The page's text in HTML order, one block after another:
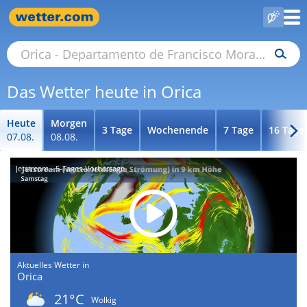
Das Wetter heute in Orica
Heute
07.08.
Morgen
08.08.
3 Tage Wochenende 7 Tage 16 Tage
Jetstream - 5-Tages-Vorhersage
Aktuelles Wetter in
Orica
21°C
Wolkig